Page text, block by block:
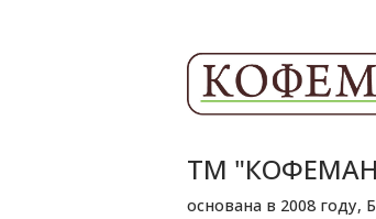
ТМ
основана в 2008 году,